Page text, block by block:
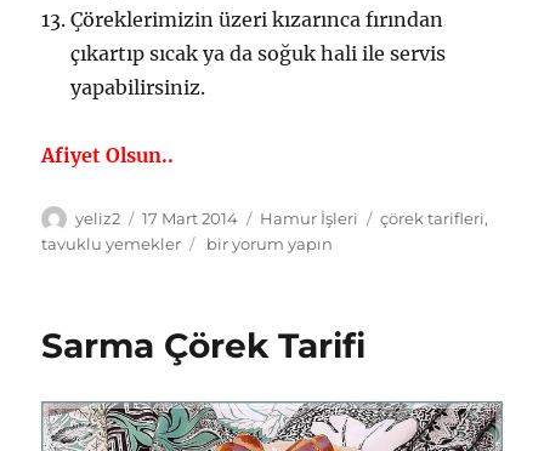
Çöreklerimizin üzeri kızarınca fırından
çıkartıp sıcak ya da soğuk hali ile servis
yapabilirsiniz.
Afiyet Olsun..
Yazar
yeliz2
Yayın
tarihi
17 Mart 2014 Kategoriler
Hamur İşleri Etiketler
çörek tarifleri,
tavuklu yemekler
Tavuklu
bir yorum yapın
Sarma Çörek Tarifi